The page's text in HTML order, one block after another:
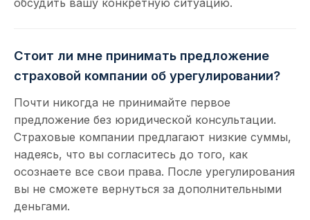
обсудить вашу конкретную ситуацию.
Стоит ли мне принимать предложение
страховой компании об урегулировании?
Почти никогда не принимайте первое
предложение без юридической консультации.
Страховые компании предлагают низкие суммы,
надеясь, что вы согласитесь до того, как
осознаете все свои права. После урегулирования
вы не сможете вернуться за дополнительными
деньгами.